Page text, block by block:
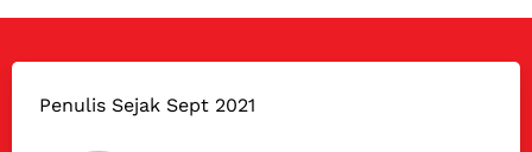
Penulis Sejak Sept 2021